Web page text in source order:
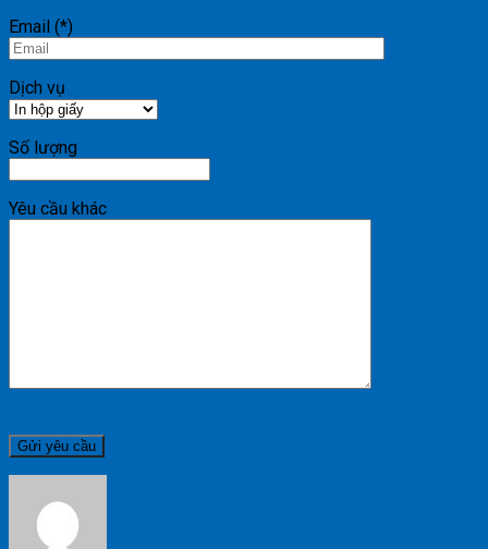
Email (*)
Dịch vụ
Số lượng
Yêu cầu khác